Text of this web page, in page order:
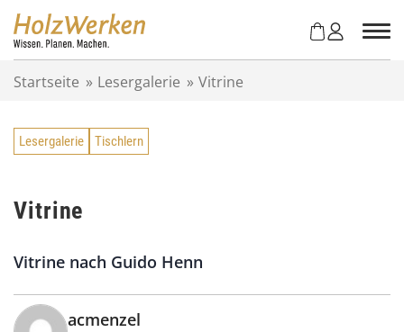
Startseite » Lesergalerie » Vitrine
Lesergalerie Tischlern
Vitrine
Vitrine nach Guido Henn
acmenzel